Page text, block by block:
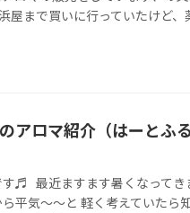
屋まで買いに行っていたけど、
アロマ紹介（はーとふる
す♬ 最近ますます暑くなってき
平気～～と 軽く考えていたら